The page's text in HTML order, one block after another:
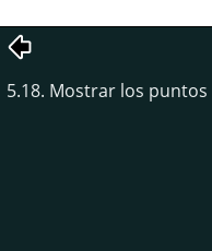
5.18. Mostrar los